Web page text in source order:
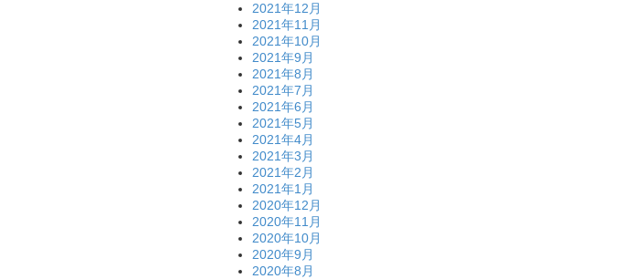
2021年12月
2021年11月
2021年10月
2021年9月
2021年8月
2021年7月
2021年6月
2021年5月
2021年4月
2021年3月
2021年2月
2021年1月
2020年12月
2020年11月
2020年10月
2020年9月
2020年8月